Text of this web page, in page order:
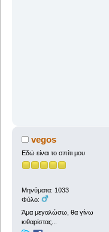
vegos
Εδώ είναι το σπίτι μου
Μηνύματα: 1033
Φύλο:
Άμα μεγαλώσω, θα γίνω
κιθαρίστας...